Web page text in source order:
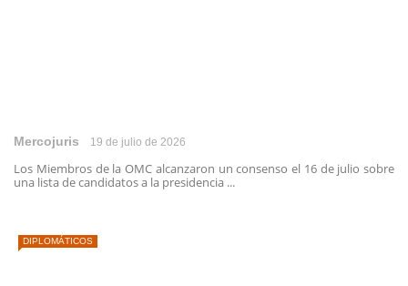
Mercojuris 19 de julio de 2026
Los Miembros de la OMC alcanzaron un consenso el 16 de julio sobre
una lista de candidatos a la presidencia ...
DIPLOMÁTICOS